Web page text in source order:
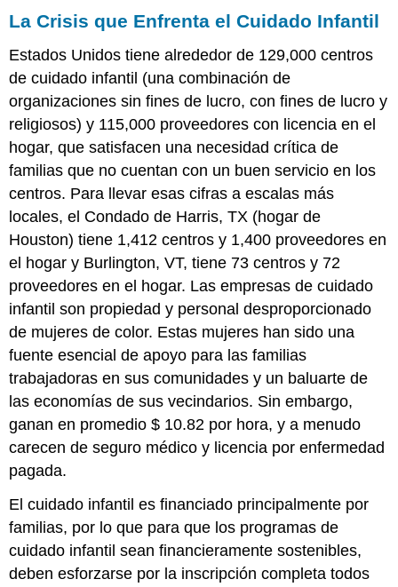
La Crisis que Enfrenta el Cuidado Infantil
Estados Unidos tiene alrededor de 129,000 centros
de cuidado infantil (una combinación de
organizaciones sin fines de lucro, con fines de lucro y
religiosos) y 115,000 proveedores con licencia en el
hogar, que satisfacen una necesidad crítica de
familias que no cuentan con un buen servicio en los
centros. Para llevar esas cifras a escalas más
locales, el Condado de Harris, TX (hogar de
Houston) tiene 1,412 centros y 1,400 proveedores en
el hogar y Burlington, VT, tiene 73 centros y 72
proveedores en el hogar. Las empresas de cuidado
infantil son propiedad y personal desproporcionado
de mujeres de color. Estas mujeres han sido una
fuente esencial de apoyo para las familias
trabajadoras en sus comunidades y un baluarte de
las economías de sus vecindarios. Sin embargo,
ganan en promedio $ 10.82 por hora, y a menudo
carecen de seguro médico y licencia por enfermedad
pagada.
El cuidado infantil es financiado principalmente por
familias, por lo que para que los programas de
cuidado infantil sean financieramente sostenibles,
deben esforzarse por la inscripción completa todos